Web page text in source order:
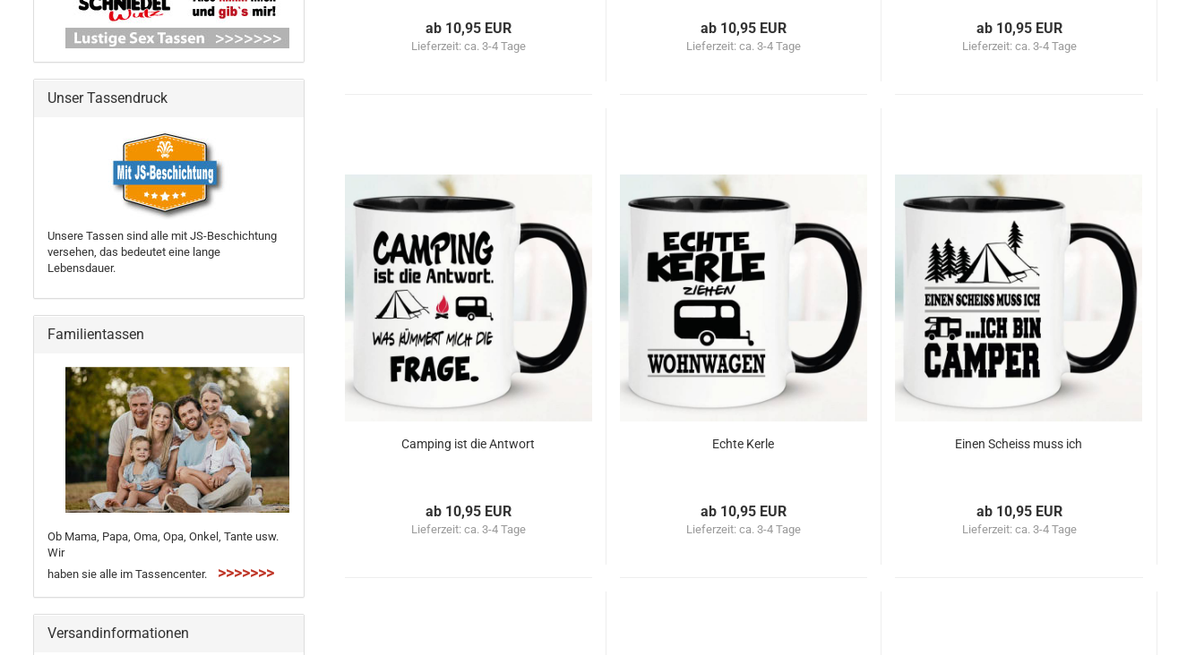
ab 10,95 EUR
Lieferzeit: ca. 3-4 Tage
ab 10,95 EUR
Lieferzeit:ca. 3-4 Tage
ab 10,95 EUR
Lieferzeit: ca. 3-4 Tage
Camping ist die Antwort
ab 10,95 EUR
Lieferzeit: ca. 3-4 Tage
Echte Kerle
ab 10,95 EUR
Lieferzeit:ca. 3-4 Tage
Einen Scheiss muss ich
ab 10,95 EUR
Lieferzeit: ca. 3-4 Tage
Unser Tassendruck
Unsere Tassen sind alle mit JS-Beschichtung
versehen, das bedeutet eine lange
Lebensdauer.
Familientassen
Ob Mama, Papa, Oma, Opa, Onkel, Tante usw.
Wir
haben sie alle im Tassencenter. >>>>>>>
Versandinformationen